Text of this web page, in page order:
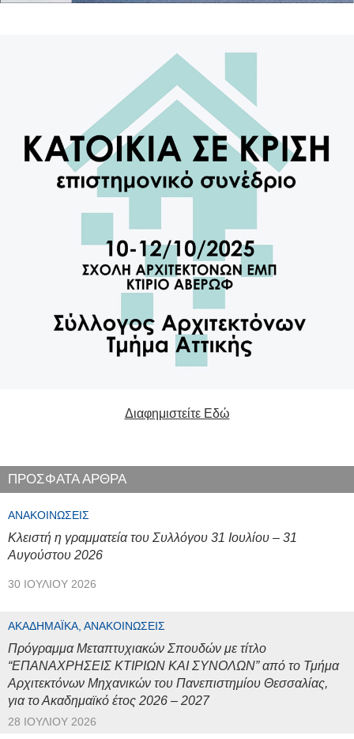
Διαφημιστείτε Εδώ
ΠΡΟΣΦΑΤΑ ΑΡΘΡΑ
ΑΝΑΚΟΙΝΏΣΕΙΣ
Κλειστή η γραμματεία του Συλλόγου 31 Ιουλίου – 31
Αυγούστου 2026
30 ΙΟΥΛΊΟΥ 2026
ΑΚΑΔΗΜΑΪΚΆ, ΑΝΑΚΟΙΝΏΣΕΙΣ
Πρόγραμμα Μεταπτυχιακών Σπουδών με τίτλο
“ΕΠΑΝΑΧΡΗΣΕΙΣ ΚΤΙΡΙΩΝ ΚΑΙ ΣΥΝΟΛΩΝ” από το Τμήμα
Αρχιτεκτόνων Μηχανικών του Πανεπιστημίου Θεσσαλίας,
για το Ακαδημαϊκό έτος 2026 – 2027
28 ΙΟΥΛΊΟΥ 2026